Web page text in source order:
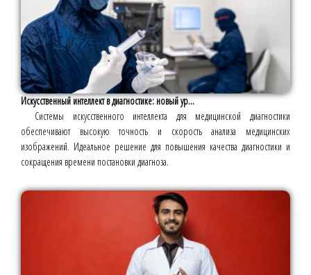
Искусственный интеллект в диагностике: новый ур...
Системы искусственного интеллекта для медицинской диагностики
обеспечивают высокую точность и скорость анализа медицинских
изображений. Идеальное решение для повышения качества диагностики и
сокращения времени постановки диагноза.